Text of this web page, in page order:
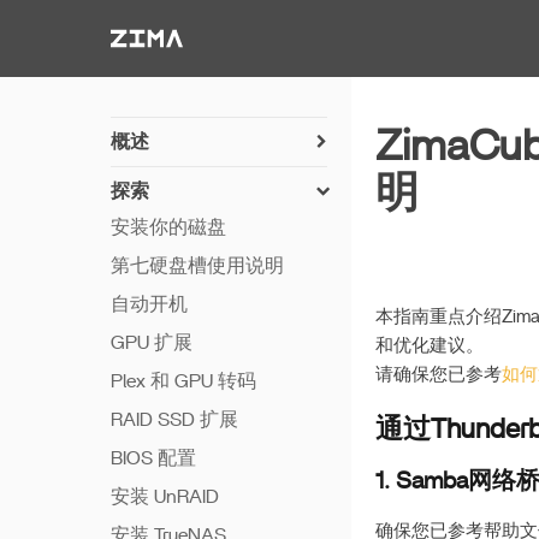
明
本指南重点介绍
和优化建议。
请确保您已参考如
通过
1. Samba网络
确保您已参考帮助
概述
开机指南
PC 直连
硬件简述
硬件详情
探索
安装你的磁盘
第七硬盘槽使用说明
自动开机
GPU 扩展
Plex 和 GPU 转码
RAID SSD 扩展
BIOS 配置
安装 UnRAID